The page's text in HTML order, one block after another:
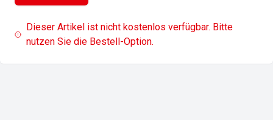
Dieser Artikel ist nicht kostenlos verfügbar. Bitte
nutzen Sie die Bestell-Option.